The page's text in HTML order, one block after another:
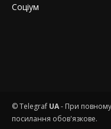
Соціум
© Telegraf UA- При повному
посилання обов'язкове.